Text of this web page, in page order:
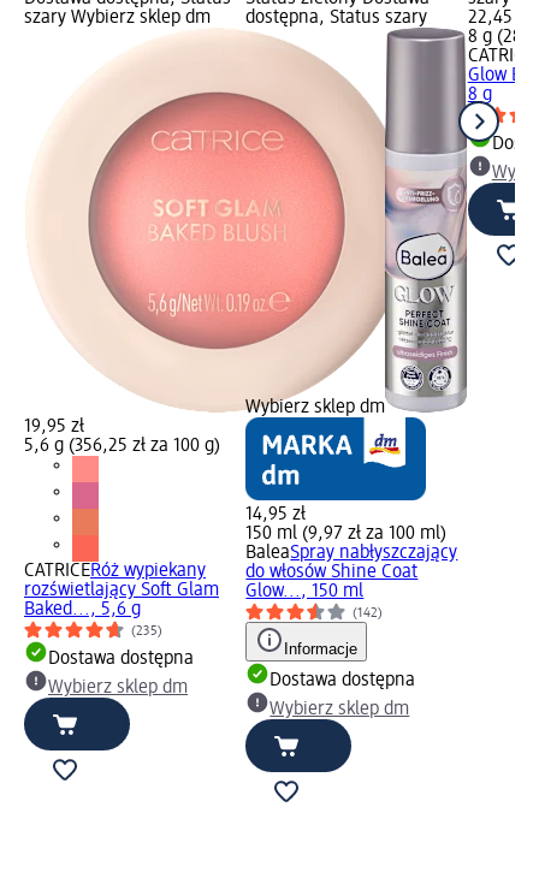
szary Wybierz sklep dm
19,95 zł
5,6 g (356,25 zł za 100 g)
CATRICERóż wypiekany
rozświetlający Soft Glam
Baked..., 5,6 g
(235)
Dostawa dostępna
Wybierz sklep dm
dostępna, Status szary
Wybierz sklep dm
14,95 zł
150 ml (9,97 zł za 100 ml)
BaleaSpray nabłyszczający
do włosów Shine Coat
Glow..., 150 ml
(142)
Informacje
Dostawa dostępna
Wybierz sklep dm
22,45 zł
8 g
CATRICE
Glow
8 g